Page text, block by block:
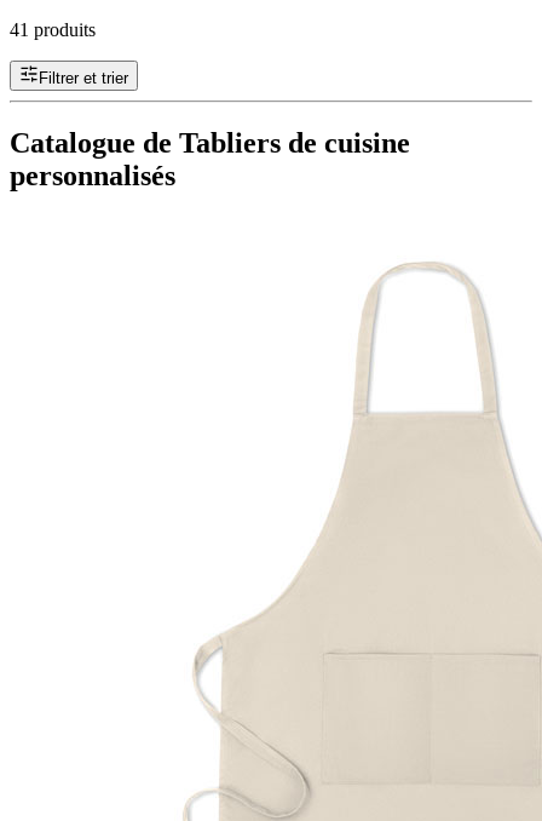
41 produits
Filtrer et trier
Catalogue de Tabliers de cuisine
personnalisés